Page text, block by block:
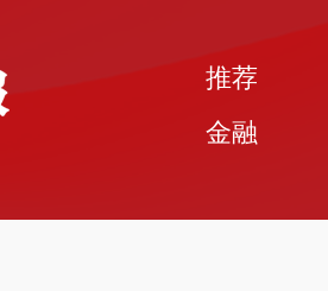
推荐
金融